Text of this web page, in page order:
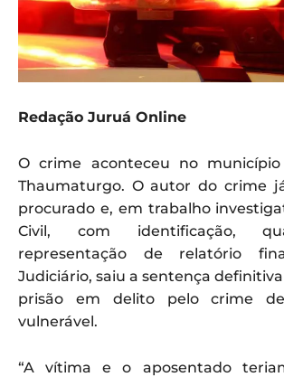
Redação Juruá Online
O crime aconteceu no
Thaumaturgo. O autor do crime
procurado e, em trabalho
Civil, com identificação,
representação de relatório
Judiciário, saiu a sentença definitiva
prisão em delito pelo crime
vulnerável.
“A vítima e o aposentado